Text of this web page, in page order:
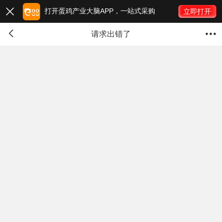
 打开蛋鸡产业大脑APP，一站式采购 立即打开
 请求出错了 